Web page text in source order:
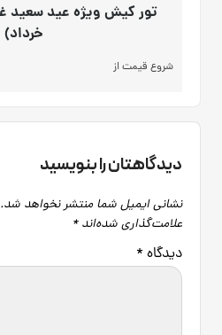
خرداد)
شروع قیمت از
دیدگاهتان را بنویسید
نشانی ایمیل شما منتشر نخواهد شد.
علامت‌گذاری شده‌اند*
دیدگاه *